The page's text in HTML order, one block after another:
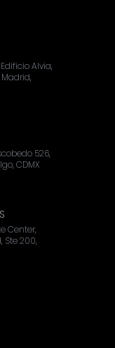
Alvia,
526,
CDMX
Center,
Ste 200,